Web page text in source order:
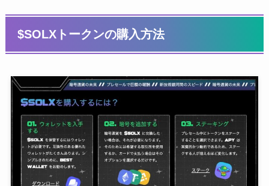
$SOLXトークンの購入方法